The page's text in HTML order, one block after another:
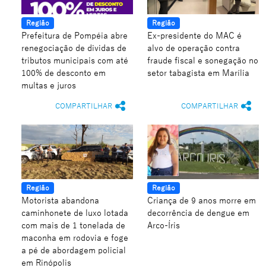
Região
Prefeitura de Pompéia abre
renegociação de dividas de
tributos municipais com até
100% de desconto em
multas e juros
COMPARTILHAR
Região
Ex-presidente do MAC é
alvo de operação contra
fraude fiscal e sonegação no
setor tabagista em Marília
COMPARTILHAR
Região
Motorista abandona
caminhonete de luxo lotada
com mais de 1 tonelada de
maconha em rodovia e foge
a pé de abordagem policial
em Rinópolis
Região
Criança de 9 anos morre em
decorrência de dengue em
Arco-Íris